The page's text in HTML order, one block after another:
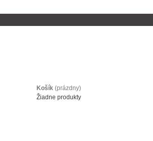
Košík (prázdny)
Žiadne produkty